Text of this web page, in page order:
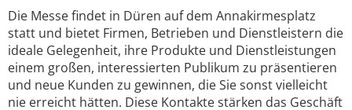
Die Messe findet in Düren auf dem Annakirmesplatz
statt und bietet Firmen, Betrieben und Dienstleistern die
ideale Gelegenheit, ihre Produkte und Dienstleistungen
einem großen, interessierten Publikum zu präsentieren
und neue Kunden zu gewinnen, die Sie sonst vielleicht
nie erreicht hätten. Diese Kontakte stärken das Geschäft